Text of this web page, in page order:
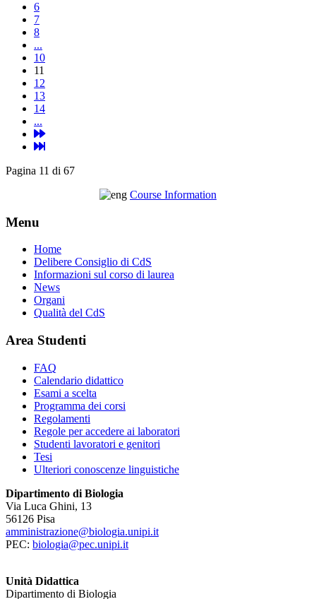
6
7
8
...
10
11
12
13
14
...
Pagina 11 di 67
Course Information
Menu
Home
Delibere Consiglio di CdS
Informazioni sul corso di laurea
News
Organi
Qualità del CdS
Area Studenti
FAQ
Calendario didattico
Esami a scelta
Programma dei corsi
Regolamenti
Regole per accedere ai laboratori
Studenti lavoratori e genitori
Tesi
Ulteriori conoscenze linguistiche
Dipartimento di Biologia
Via Luca Ghini, 13
56126 Pisa
amministrazione@biologia.unipi.it
PEC: biologia@pec.unipi.it
Unità Didattica
Dipartimento di Biologia